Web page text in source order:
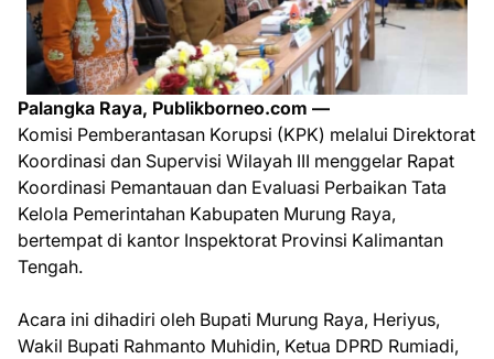
Palangka Raya, Publikborneo.com —
Komisi Pemberantasan Korupsi (KPK) melalui Direktorat
Koordinasi dan Supervisi Wilayah III menggelar Rapat
Koordinasi Pemantauan dan Evaluasi Perbaikan Tata
Kelola Pemerintahan Kabupaten Murung Raya,
bertempat di kantor Inspektorat Provinsi Kalimantan
Tengah.
Acara ini dihadiri oleh Bupati Murung Raya, Heriyus,
Wakil Bupati Rahmanto Muhidin, Ketua DPRD Rumiadi,